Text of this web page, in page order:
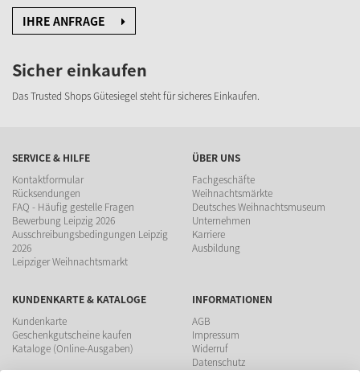
IHRE ANFRAGE
Sicher einkaufen
Das Trusted Shops Gütesiegel steht für sicheres Einkaufen.
SERVICE & HILFE
Kontaktformular
Rücksendungen
FAQ - Häufig gestelle Fragen
Bewerbung Leipzig 2026
Ausschreibungsbedingungen Leipzig
2026
Leipziger Weihnachtsmarkt
ÜBER UNS
Fachgeschäfte
Weihnachtsmärkte
Deutsches Weihnachtsmuseum
Unternehmen
Karriere
Ausbildung
KUNDENKARTE & KATALOGE
Kundenkarte
Geschenkgutscheine kaufen
Kataloge (Online-Ausgaben)
INFORMATIONEN
AGB
Impressum
Widerruf
Datenschutz